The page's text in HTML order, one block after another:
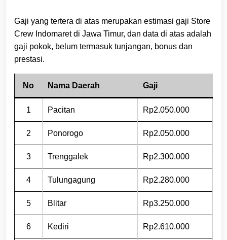
Gaji yang tertera di atas merupakan estimasi gaji Store
Crew Indomaret di Jawa Timur, dan data di atas adalah
gaji pokok, belum termasuk tunjangan, bonus dan
prestasi.
No Nama Daerah Gaji
1 Pacitan Rp2.050.000
2 Ponorogo Rp2.050.000
3 Trenggalek Rp2.300.000
4 Tulungagung Rp2.280.000
5 Blitar Rp3.250.000
6 Kediri Rp2.610.000